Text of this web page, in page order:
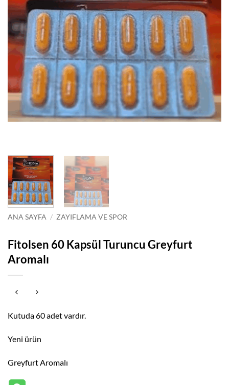
ANA SAYFA / ZAYIFLAMA VE SPOR
Fitolsen 60 Kapsül Turuncu Greyfurt
Aromalı
Kutuda 60 adet vardır.
Yeni ürün
Greyfurt Aromalı